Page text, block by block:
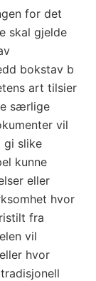
for det
skal gjelde
bokstav b
art tilsier
særlige
vil
gi slike
kunne
eller
hvor
fra
vil
hvor